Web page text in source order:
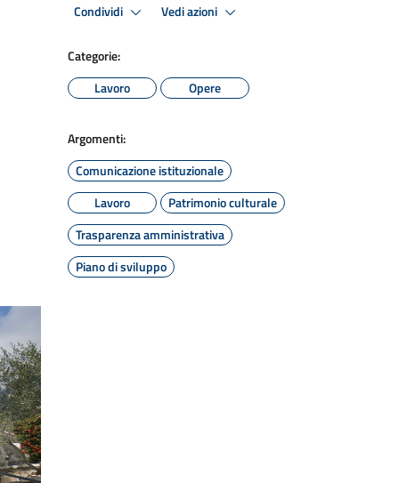
Condividi Vedi azioni
Categorie:
Lavoro
Opere
Argomenti:
Comunicazione istituzionale
Lavoro
Patrimonio culturale
Trasparenza amministrativa
Piano di sviluppo